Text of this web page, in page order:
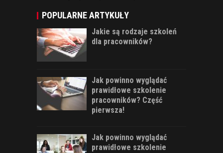
POPULARNE ARTYKUŁY
Jakie są rodzaje szkoleń
dla pracowników?
Jak powinno wyglądać
prawidłowe szkolenie
pracowników? Część
pierwsza!
Jak powinno wyglądać
prawidłowe szkolenie